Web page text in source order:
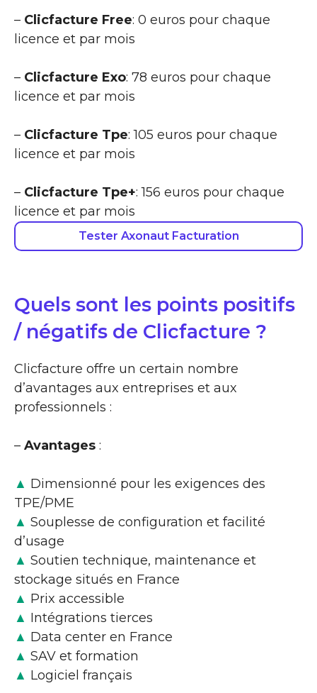
– Clicfacture Free: 0 euros pour chaque
licence et par mois
– Clicfacture Exo: 78 euros pour chaque
licence et par mois
– Clicfacture Tpe: 105 euros pour chaque
licence et par mois
– Clicfacture Tpe+: 156 euros pour chaque
licence et par mois
Tester Axonaut Facturation
Quels sont les points positifs
/ négatifs de Clicfacture ?
Clicfacture offre un certain nombre
d’avantages aux entreprises et aux
professionnels :
– Avantages :
▲ Dimensionné pour les exigences des
TPE/PME
▲ Souplesse de configuration et facilité
d’usage
▲ Soutien technique, maintenance et
stockage situés en France
▲ Prix accessible
▲ Intégrations tierces
▲ Data center en France
▲ SAV et formation
▲ Logiciel français